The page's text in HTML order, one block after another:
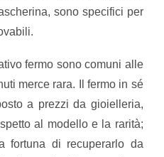
sono specifici per
fermo sono comuni alle
merce rara. Il fermo in sé
a prezzi da gioielleria,
al modello e la rarità;
fortuna di recuperarlo da